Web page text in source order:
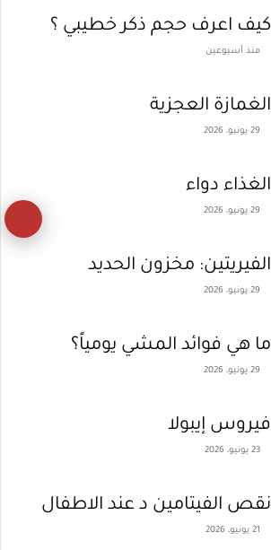
كيف اعرف حجم ذكر خطيبي ؟
منذ أسبوعين
الغمازة العجزية
29 يونيو، 2026
الغذاء دواء
29 يونيو، 2026
الفيريتين: مخزون الحديد
29 يونيو، 2026
ما هي فوائد المشي يومياً؟
29 يونيو، 2026
فيروس إيبولا
23 يونيو، 2026
نقص الفيتامين د عند الاطفال
21 يونيو، 2026
زر